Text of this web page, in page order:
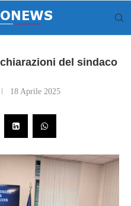
del sindaco
18 Aprile 2025